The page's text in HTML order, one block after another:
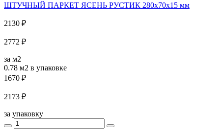
ШТУЧНЫЙ ПАРКЕТ ЯСЕНЬ РУСТИК 280x70x15 мм
2130 ₽
2772 ₽
за м2
0.78 м2 в упаковке
1670 ₽
2173 ₽
за упаковку